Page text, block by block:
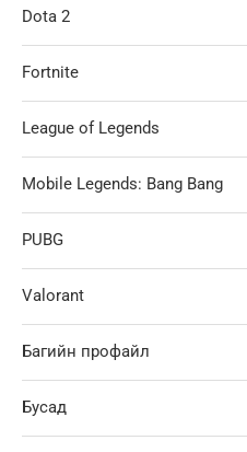
Dota 2
Fortnite
League of Legends
Mobile Legends: Bang Bang
PUBG
Valorant
Багийн профайл
Бусад